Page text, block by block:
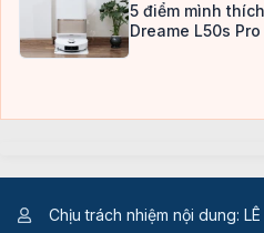
5 điểm mình
Dreame L50s
Chịu trách nhiệm nội dung: